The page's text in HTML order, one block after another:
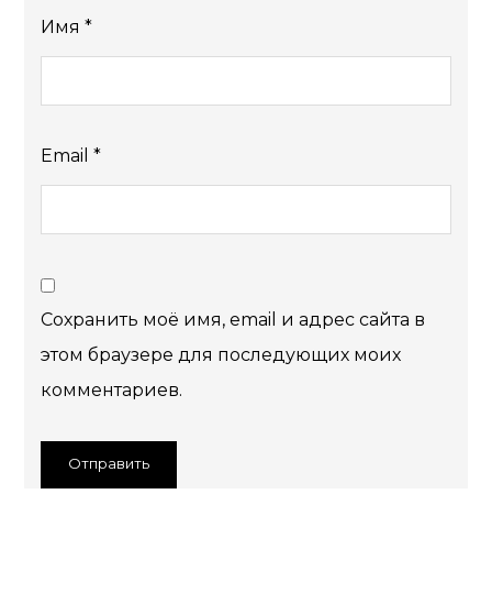
Имя*
Email*
Сохранить моё имя, email и адрес сайта в
этом браузере для последующих моих
комментариев.